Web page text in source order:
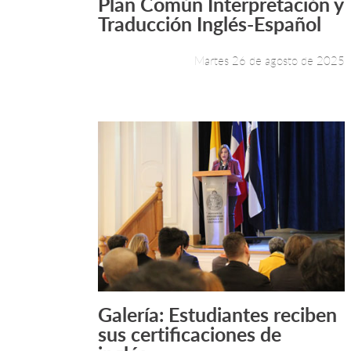
Leer más +
Traducción Inglés-Español
Martes 26 de agosto de 2025
Leer más +
Galería: Estudiantes reciben
sus certificaciones de